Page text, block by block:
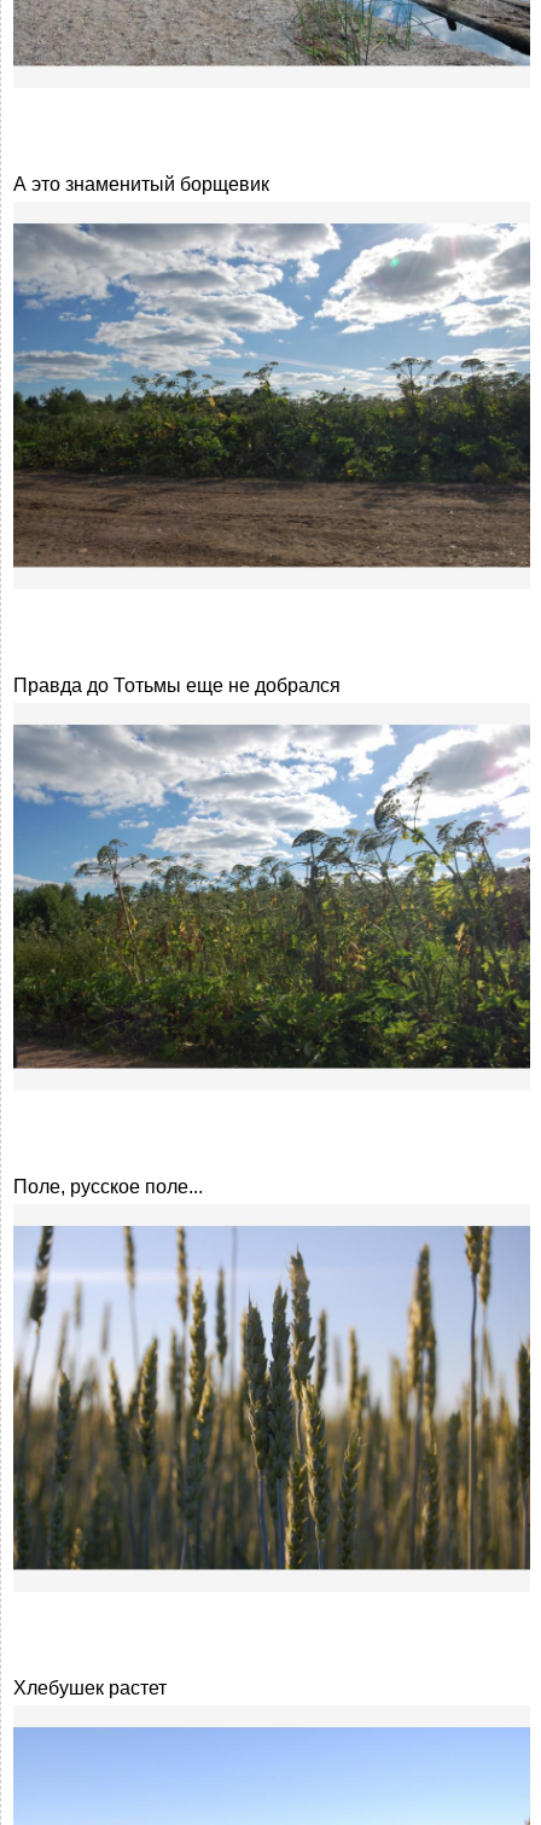
А это знаменитый борщевик
Правда до Тотьмы еще не добрался
Поле, русское поле...
Хлебушек растет